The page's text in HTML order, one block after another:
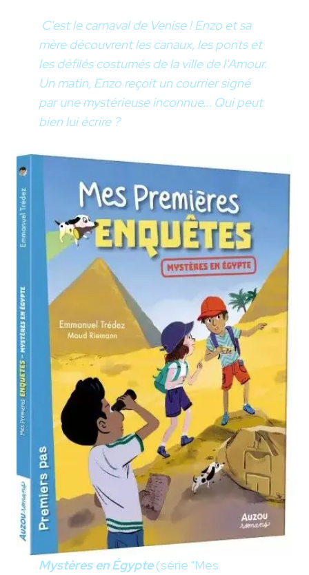
C'est le carnaval de Venise ! Enzo et sa
mère découvrent les canaux, les ponts et
les défilés costumés de la ville de l'Amour.
Un matin, Enzo reçoit un courrier signé
par une mystérieuse inconnue... Qui peut
bien lui écrire ?
Mystères en Égypte(série "Mes